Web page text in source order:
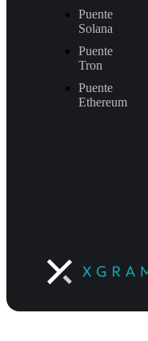
Puente
Solana
Puente
Tron
Puente
Ethereum